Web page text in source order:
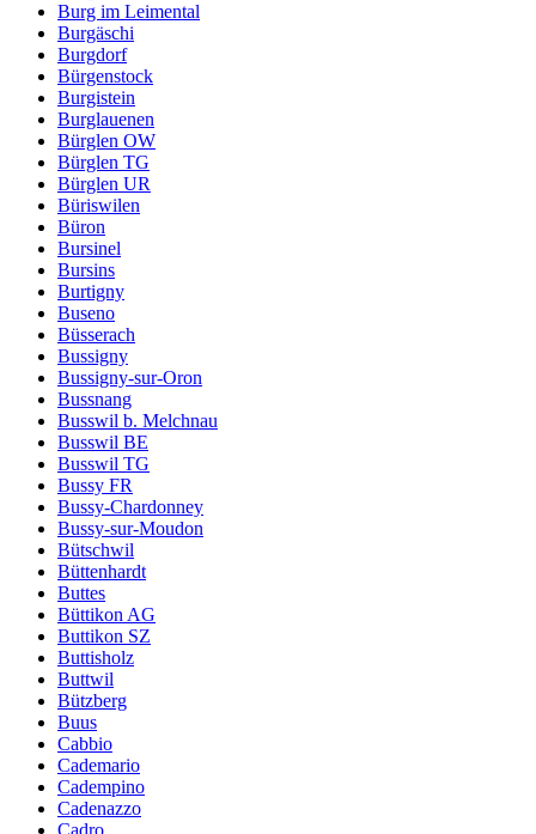
Burg im Leimental
Burgäschi
Burgdorf
Bürgenstock
Burgistein
Burglauenen
Bürglen OW
Bürglen TG
Bürglen UR
Büriswilen
Büron
Bursinel
Bursins
Burtigny
Buseno
Büsserach
Bussigny
Bussigny-sur-Oron
Bussnang
Busswil b. Melchnau
Busswil BE
Busswil TG
Bussy FR
Bussy-Chardonney
Bussy-sur-Moudon
Bütschwil
Büttenhardt
Buttes
Büttikon AG
Buttikon SZ
Buttisholz
Buttwil
Bützberg
Buus
Cabbio
Cademario
Cadempino
Cadenazzo
Cadro